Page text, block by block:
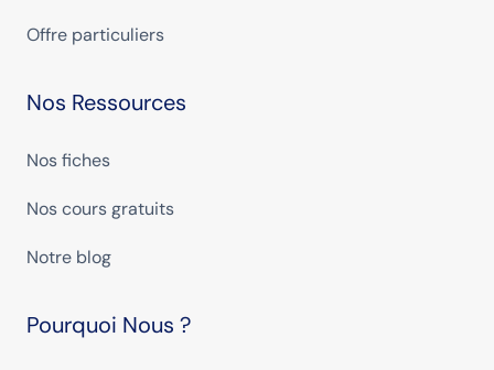
Offre particuliers
Nos Ressources
Nos fiches
Nos cours gratuits
Notre blog
Pourquoi Nous ?